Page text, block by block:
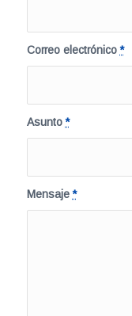
Correo electrónico*
Asunto*
Mensaje*